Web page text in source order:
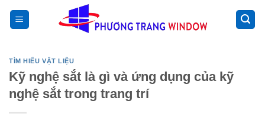
đến
TÌM HIỂU VẬT LIỆU
Kỹ nghệ sắt là gì và ứng dụng của kỹ
nghệ sắt trong trang trí